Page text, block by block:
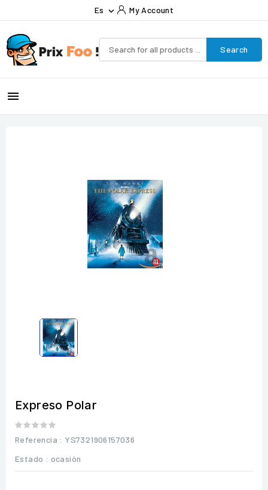
Es  My Account
Search

Expreso Polar
Referencia : YS7321906157036
Estado : ocasión